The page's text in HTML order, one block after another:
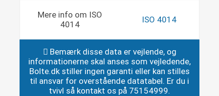
Mere info om ISO
4014
ISO 4014
Bemærk disse data er vejlende, og
informationerne skal anses som vejledende,
Bolte.dk stiller ingen garanti eller kan stilles
til ansvar for overstående datatabel. Er du i
tvivl så kontakt os på 75154999.